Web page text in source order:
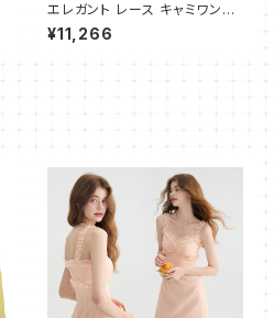
エレガント レース キャミワンピ
ース フレア ロング
¥11,266